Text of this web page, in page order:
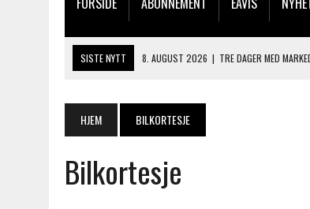
SISTE NYTT 8. AUGUST 2026 | TRE DAGER MED
7. AUGUST 2026 | BARN, DYR OG TRE DAGER MED NYE
8. AUGUST 2026
GAUSLÅ KILE OG HAUGEPLASS
HJEM BILKORTESJE
Bilkortesje